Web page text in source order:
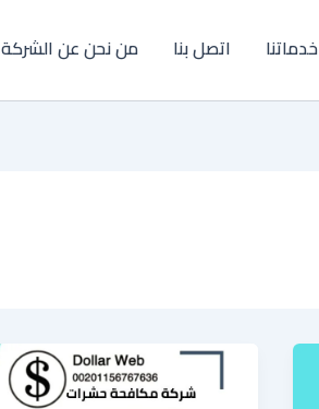
خدماتنا اتصل بنا من نحن عن الشركة